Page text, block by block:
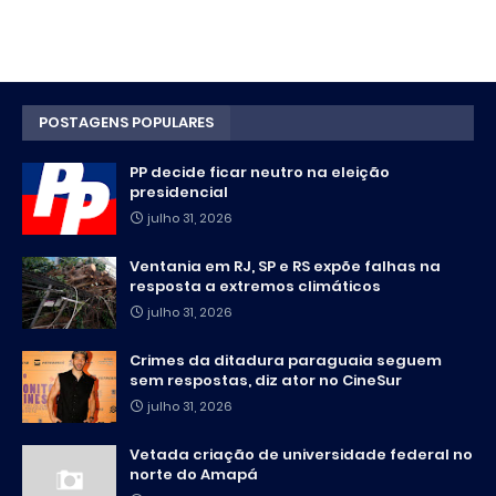
POSTAGENS POPULARES
PP decide ficar neutro na eleição
presidencial
julho 31, 2026
Ventania em RJ, SP e RS expõe falhas na
resposta a extremos climáticos
julho 31, 2026
Crimes da ditadura paraguaia seguem
sem respostas, diz ator no CineSur
julho 31, 2026
Vetada criação de universidade federal no
norte do Amapá